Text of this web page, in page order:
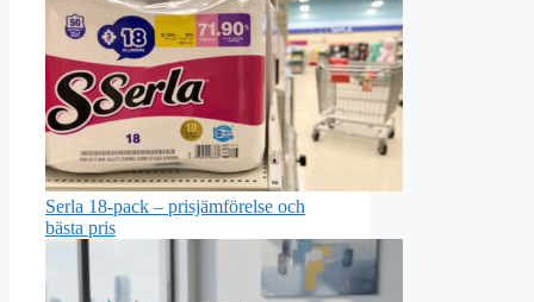
Serla 18-pack – prisjämförelse och
bästa pris